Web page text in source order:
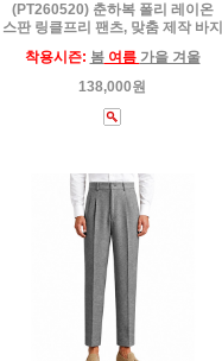
(PT260520) 춘하복 폴리 레이온
스판 링클프리 팬츠, 맞춤 제작 바지
착용시즌: 봄여름 가을 겨울
138,000원